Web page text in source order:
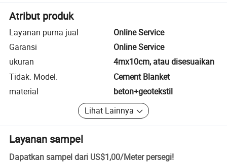
Atribut produk
Layanan purna jual
Online Service
Garansi
Online Service
ukuran
4mx10cm, atau disesuaikan
Tidak. Model.
Cement Blanket
material
beton+geotekstil
Lihat Lainnya
Layanan sampel
Dapatkan sampel dari US$1,00/Meter persegi!